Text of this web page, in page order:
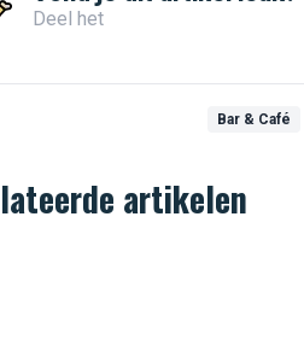
Deel het
Bar & Café
artikelen